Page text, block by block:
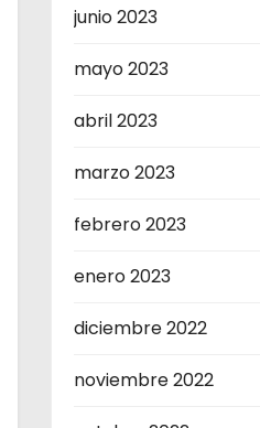
junio 2023
mayo 2023
abril 2023
marzo 2023
febrero 2023
enero 2023
diciembre 2022
noviembre 2022